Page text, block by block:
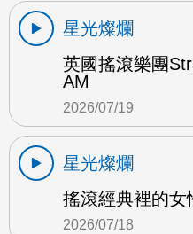
星光燦爛
英國搖滾樂團
AM
2026/07/19
星光燦爛
搖滾經典裡的女
2026/07/18